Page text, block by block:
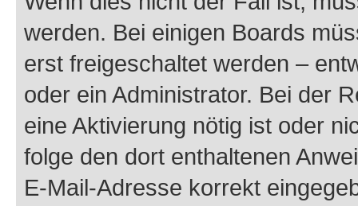
werden. Bei einigen Boards
erst freigeschaltet werden –
oder ein Administrator. Bei der
eine Aktivierung nötig ist oder
folge den dort enthaltenen
E-Mail-Adresse korrekt